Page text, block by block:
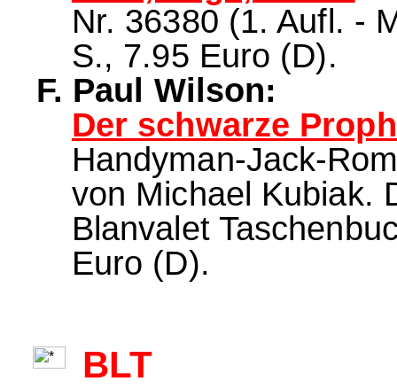
Nr. 36380 (1. Aufl. -
S., 7.95 Euro (D).
F. Paul Wilson:
Der schwarze
Handyman-Jack-
von Michael Kubiak.
Blanvalet
Euro (D).
BLT